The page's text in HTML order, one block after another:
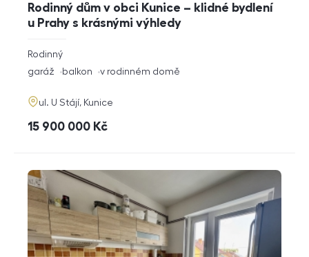
Rodinný dům v obci Kunice – klidné bydlení
u Prahy s krásnými výhledy
rozměry
dispozice
Rodinný
funkce
garáž balkon v rodinném domě
adresa
ul. U Stájí, Kunice
cena
15 900 000 Kč